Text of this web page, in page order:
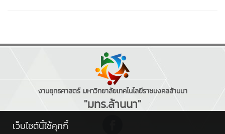
งานยุทธศาสตร์ มหาวิทยาลัยเทคโนโลยีราชมงคลล้านนา
"มทร.ล้านนา"
เว็บไซต์นี้ใช้คุกกี้